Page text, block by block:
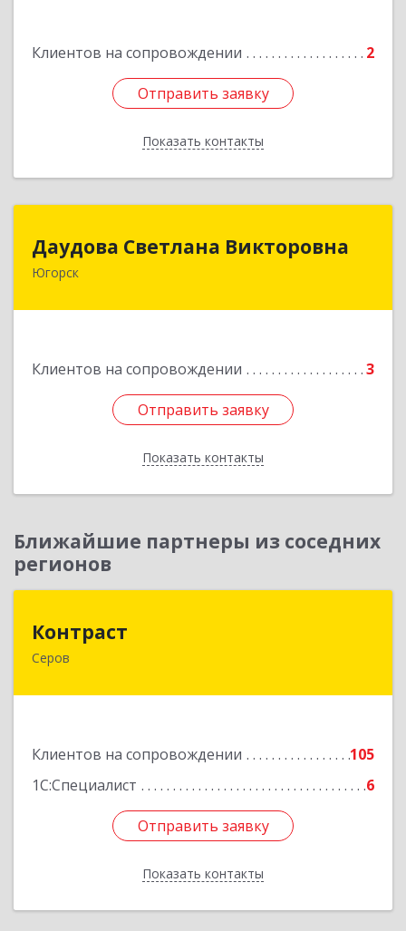
Клиентов на сопровождении 2
Отправить заявку
Показать контакты
Отправить заявку
Назад
Даудова Светлана Викторовна
Югорск
Клиентов на сопровождении 3
Отправить заявку
Показать контакты
Отправить заявку
Назад
Ближайшие партнеры из соседних
регионов
Контраст
Серов
Клиентов на сопровождении
105
1С:Специалист
6
Отправить заявку
Показать контакты
624993, Свердловская обл, Серов г, Ленина ул,
Отправить заявку
Назад